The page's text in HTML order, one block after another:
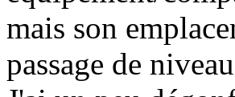
mais son
passage de